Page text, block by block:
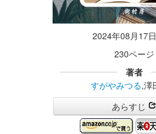
2024年08月17
230ページ
著者
すがやみつる,澤
あらすじ